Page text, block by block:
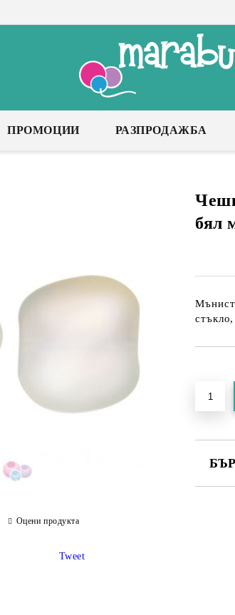
ПРОМОЦИИ РАЗПРОДАЖБА
бял
Оцени продукта
Tweet